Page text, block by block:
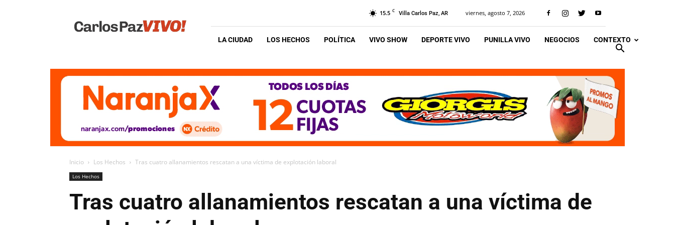
Vivo
15.5 C Villa Carlos Paz, AR viernes, agosto 7, 2026
LA CIUDAD LOS HECHOS POLÍTICA VIVO SHOW DEPORTE VIVO PUNILLA VIVO NEGOCIOS CONTEXTO
Inicio Los Hechos Tras cuatro allanamientos rescatan a una víctima de explotación laboral
Los Hechos
Tras cuatro allanamientos rescatan a una víctima de